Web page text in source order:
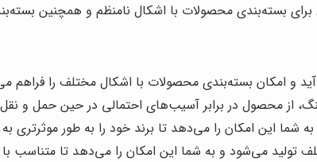
برای بسته‌بندی محصولات با اشکال نامنظم و همچنین
و امکان بسته‌بندی محصولات با اشکال مختلف را فراهم
از محصول در برابر آسیب‌های احتمالی در حین حمل و
شما این امکان را می‌دهد تا برند خود را به طور موثرتری
می‌شود و به شما این امکان را می‌دهد تا متناسب با